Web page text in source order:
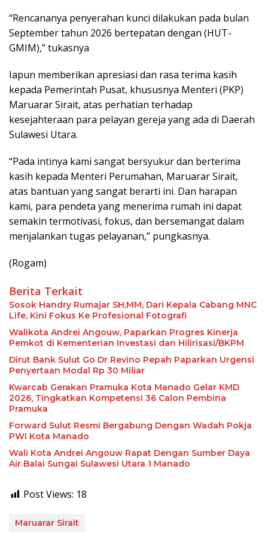
“Rencananya penyerahan kunci dilakukan pada bulan
September tahun 2026 bertepatan dengan (HUT-
GMIM),” tukasnya
Iapun memberikan apresiasi dan rasa terima kasih
kepada Pemerintah Pusat, khususnya Menteri (PKP)
Maruarar Sirait, atas perhatian terhadap
kesejahteraan para pelayan gereja yang ada di Daerah
Sulawesi Utara.
“Pada intinya kami sangat bersyukur dan berterima
kasih kepada Menteri Perumahan, Maruarar Sirait,
atas bantuan yang sangat berarti ini. Dan harapan
kami, para pendeta yang menerima rumah ini dapat
semakin termotivasi, fokus, dan bersemangat dalam
menjalankan tugas pelayanan,” pungkasnya.
(Rogam)
Berita Terkait
Sosok Handry Rumajar SH,MM, Dari Kepala Cabang MNC
Life, Kini Fokus Ke Profesional Fotografi
Walikota Andrei Angouw, Paparkan Progres Kinerja
Pemkot di Kementerian Investasi dan Hilirisasi/BKPM
Dirut Bank Sulut Go Dr Revino Pepah Paparkan Urgensi
Penyertaan Modal Rp 30 Miliar
Kwarcab Gerakan Pramuka Kota Manado Gelar KMD
2026, Tingkatkan Kompetensi 36 Calon Pembina
Pramuka
Forward Sulut Resmi Bergabung Dengan Wadah Pokja
PWI Kota Manado
Wali Kota Andrei Angouw Rapat Dengan Sumber Daya
Air Balai Sungai Sulawesi Utara 1 Manado
Post Views: 18
Maruarar Sirait